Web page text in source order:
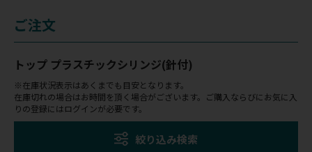
ご注文
トップ プラスチックシリンジ(針付)
※在庫状況表示はあくまでも目安となります。
在庫切れの場合はお時間を頂く場合がございます。ご購入ならびにお気に入
りの登録にはログインが必要です。
絞り込み検索